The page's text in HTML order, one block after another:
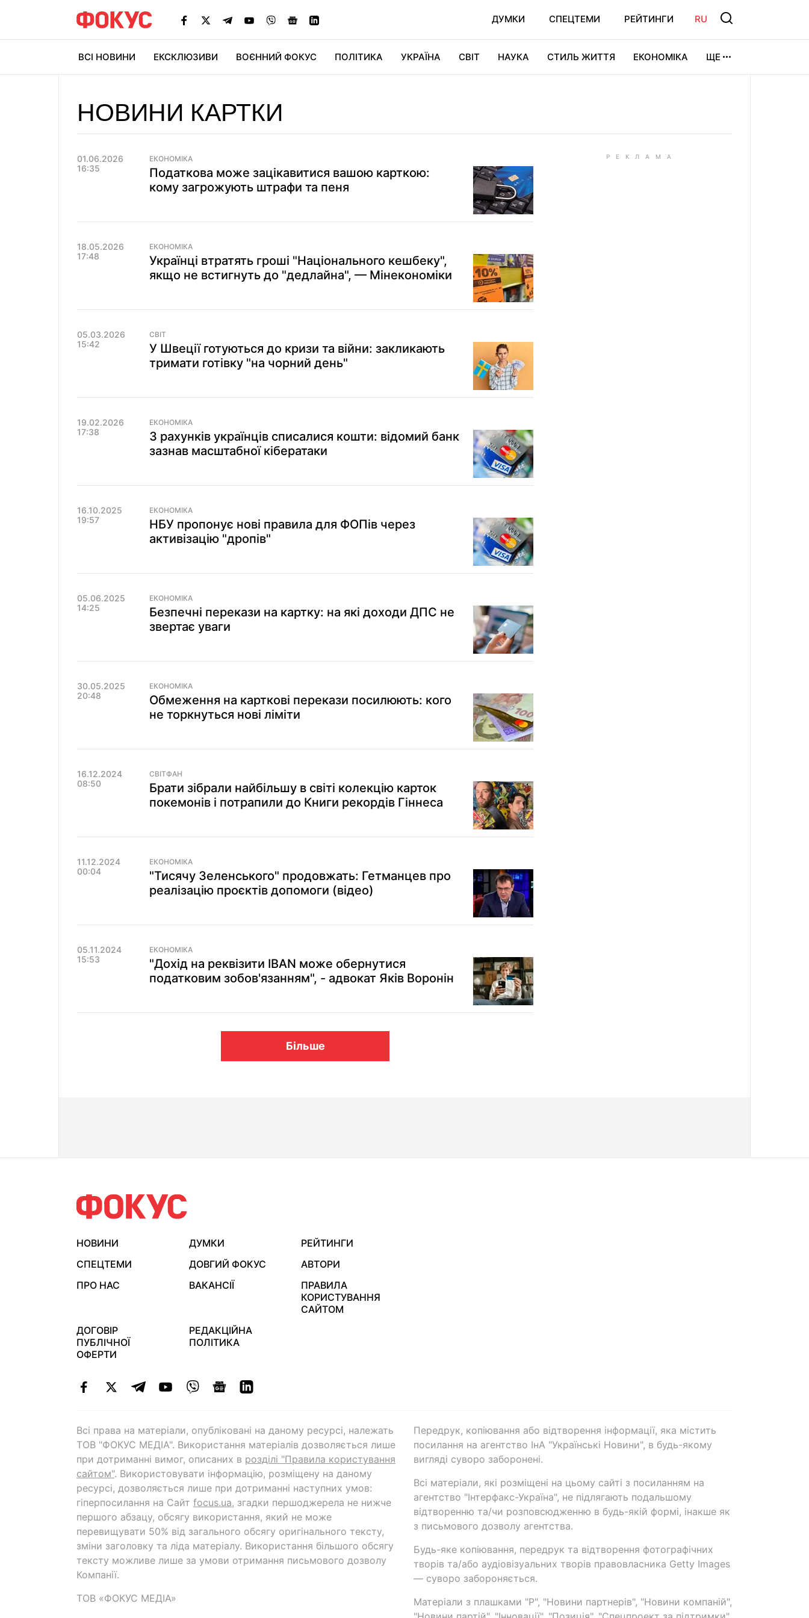
ДУМКИ СПЕЦТЕМИ РЕЙТИНГИ RU
ВСІ НОВИНИ ЕКСКЛЮЗИВИ ВОЄННИЙ ФОКУС ПОЛІТИКА УКРАЇНА СВІТ НАУКА СТИЛЬ ЖИТТЯ ЕКОНОМІКА ЩЕ
НОВИНИ КАРТКИ
01.06.2026
16:35
ЕКОНОМІКА
Податкова може зацікавитися вашою карткою:
кому загрожують штрафи та пеня
18.05.2026
17:48
ЕКОНОМІКА
Українці втратять гроші "Національного кешбеку",
якщо не встигнуть до "дедлайна", — Мінекономіки
05.03.2026
15:42
СВІТ
У Швеції готуються до кризи та війни: закликають
тримати готівку "на чорний день"
19.02.2026
17:38
ЕКОНОМІКА
З рахунків українців списалися кошти: відомий банк
зазнав масштабної кібератаки
16.10.2025
19:57
ЕКОНОМІКА
НБУ пропонує нові правила для ФОПів через
активізацію "дропів"
05.06.2025
14:25
ЕКОНОМІКА
Безпечні перекази на картку: на які доходи ДПС не
звертає уваги
30.05.2025
20:48
ЕКОНОМІКА
Обмеження на карткові перекази посилюють: кого
не торкнуться нові ліміти
16.12.2024
08:50
СВІТФАН
Брати зібрали найбільшу в світі колекцію карток
покемонів і потрапили до Книги рекордів Гіннеса
11.12.2024
00:04
ЕКОНОМІКА
"Тисячу Зеленського" продовжать: Гетманцев про
реалізацію проєктів допомоги (відео)
05.11.2024
15:53
ЕКОНОМІКА
"Дохід на реквізити IBAN може обернутися
податковим зобов'язанням", - адвокат Яків Воронін
Більше
НОВИНИ ДУМКИ
РЕЙТИНГИ
СПЕЦТЕМИ
ДОВГИЙ ФОКУС
АВТОРИ
ПРО НАС
ВАКАНСІЇ
ПРАВИЛА
КОРИСТУВАННЯ
САЙТОМ
ДОГОВІР
ПУБЛІЧНОЇ
ОФЕРТИ
РЕДАКЦІЙНА
ПОЛІТИКА
Всі права на матеріали, опубліковані на даному ресурсі, належать
ТОВ "ФОКУС МЕДІА". Використання матеріалів дозволяється лише
при дотриманні вимог, описаних в розділі "Правила користування
сайтом". Використовувати інформацію, розміщену на даному
ресурсі, дозволяється лише при дотриманні наступних умов:
гіперпосилання на Cайт focus.ua, згадки першоджерела не нижче
першого абзацу, обсягу використання, який не може
перевищувати 50% від загального обсягу оригінального тексту,
зміни заголовку та ліда матеріалу. Використання більшого обсягу
тексту можливе лише за умови отримання письмового дозволу
Компанії.
ТОВ «ФОКУС МЕДІА»
Передрук, копіювання або відтворення інформації, яка містить
посилання на агентство ІнА "Українські Новини", в будь-якому
вигляді суворо заборонені.
Всі матеріали, які розміщені на цьому сайті з посиланням на
агентство "Інтерфакс-Україна", не підлягають подальшому
відтворенню та/чи розповсюдженню в будь-якій формі, інакше як
з письмового дозволу агентства.
Будь-яке копіювання, передрук та відтворення фотографічних
творів та/або аудіовізуальних творів правовласника Getty Images
— суворо забороняється.
Матеріали з плашками "Р", "Новини партнерів", "Новини компаній",